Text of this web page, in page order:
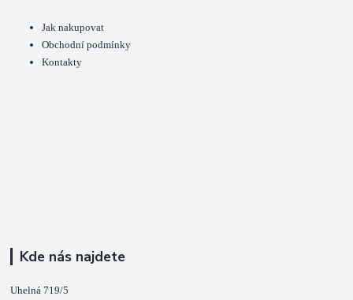
Jak nakupovat
Obchodní podmínky
Kontakty
Kde nás najdete
Uhelná 719/5